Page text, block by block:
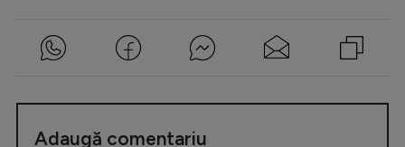
Adaugă comentariu